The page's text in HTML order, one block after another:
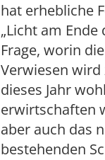
hat erhebliche
„Licht am
Frage, worin
Verwiesen
dieses Jahr
erwirtschaften
aber auch das
bestehenden